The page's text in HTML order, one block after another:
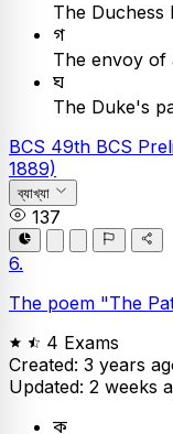
The Duchess
গ
The envoy of
ঘ
The Duke's
BCS 49th BCS
1889)
ব্যাখ্যা
137
6.
The poem "The
4 Exams
Created: 3 years
Updated: 2 weeks
ক